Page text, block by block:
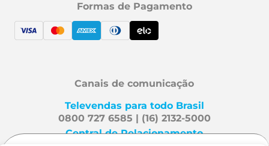
Formas de Pagamento
Canais de comunicação
Televendas para todo Brasil
0800 727 6585 | (16) 2132-5000
Central de Relacionamento